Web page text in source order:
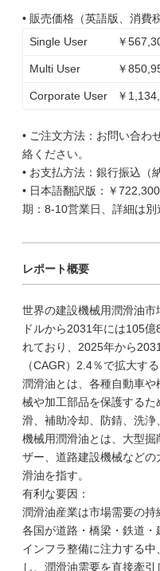
• 販売価格（英語版、消費
Single User
￥
Multi User ￥
Corporate User ￥
• ご注文方法：お問い合わ
絡ください。
• お支払方法：銀行振込（
• 日本語翻訳版：￥
期：8-10営業日、詳細は別
レポート概要
世界の建設機械用潤滑油
ドルから2031年には105
れており、2025年から
（CAGR）2.4％で拡大す
潤滑油とは、各種自動車
械や加工部品を保護する
滑、補助冷却、防錆、洗
機械用潤滑油とは、大型
ザー、道路建設機械など
滑油を指す。
有利な要因：
潤滑油産業は市場需要の
各国が道路・橋梁・鉄道
インフラ整備に注力する
し、潤滑油需要を直接牽